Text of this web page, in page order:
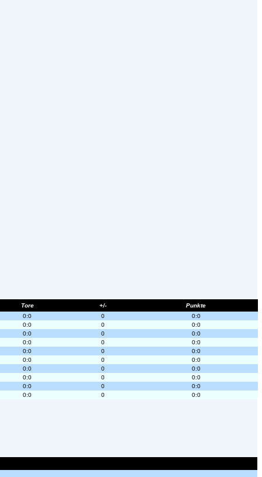
Tore +/-
Punkte
0:0
0
0:0
0:0
0
0:0
0:0
0
0:0
0:0
0
0:0
0:0
0
0:0
0:0
0
0:0
0:0
0
0:0
0:0
0
0:0
0:0
0
0:0
0:0
0 0:0